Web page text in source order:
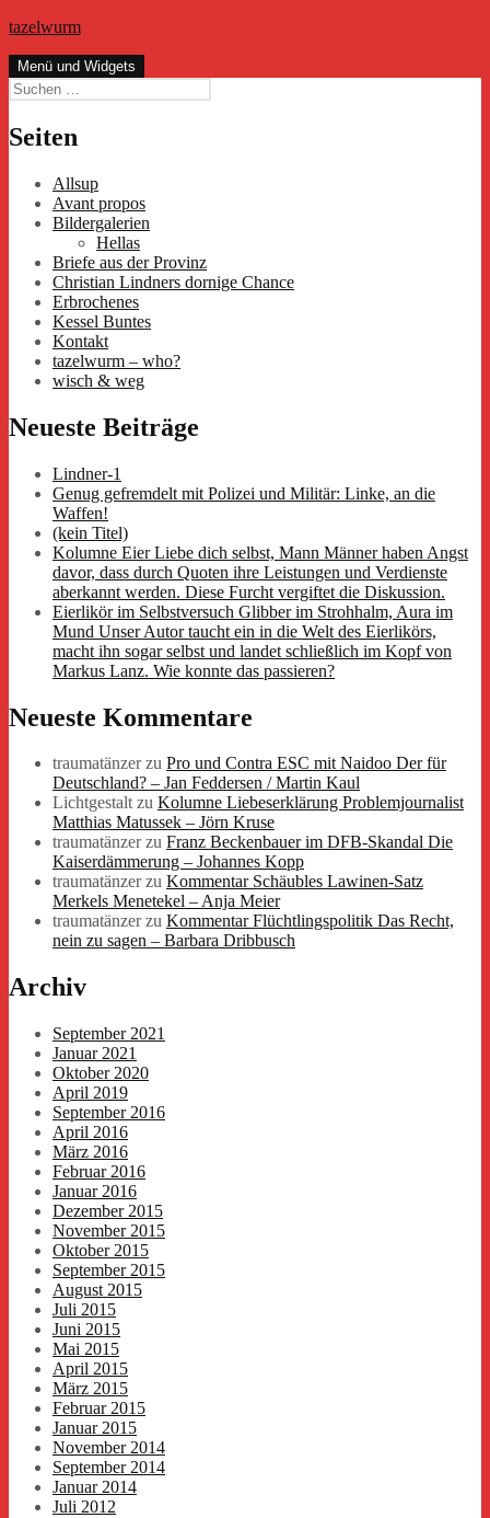
Zum
springen
tazelwurm
Menü und Widgets
Suchen
nach:
Seiten
Allsup
Avant propos
Bildergalerien
Hellas
Briefe aus der Provinz
Christian Lindners dornige Chance
Erbrochenes
Kessel Buntes
Kontakt
tazelwurm – who?
wisch & weg
Neueste Beiträge
Lindner-1
Genug gefremdelt mit Polizei und Militär: Linke, an die
Waffen!
(kein Titel)
Kolumne Eier Liebe dich selbst, Mann Männer haben Angst
davor, dass durch Quoten ihre Leistungen und Verdienste
aberkannt werden. Diese Furcht vergiftet die Diskussion.
Eierlikör im Selbstversuch Glibber im Strohhalm, Aura im
Mund Unser Autor taucht ein in die Welt des Eierlikörs,
macht ihn sogar selbst und landet schließlich im Kopf von
Markus Lanz. Wie konnte das passieren?
Neueste Kommentare
traumatänzerzu Pro und Contra ESC mit Naidoo Der für
Deutschland? – Jan Feddersen / Martin Kaul
Lichtgestaltzu Kolumne Liebeserklärung Problemjournalist
Matthias Matussek – Jörn Kruse
traumatänzerzu Franz Beckenbauer im DFB-Skandal Die
Kaiserdämmerung – Johannes Kopp
traumatänzerzu Kommentar Schäubles Lawinen-Satz
Merkels Menetekel – Anja Meier
traumatänzerzu Kommentar Flüchtlingspolitik Das Recht,
nein zu sagen – Barbara Dribbusch
Archiv
September 2021
Januar 2021
Oktober 2020
April 2019
September 2016
April 2016
März 2016
Februar 2016
Januar 2016
Dezember 2015
November 2015
Oktober 2015
September 2015
August 2015
Juli 2015
Juni 2015
Mai 2015
April 2015
März 2015
Februar 2015
Januar 2015
November 2014
September 2014
Januar 2014
Juli 2012